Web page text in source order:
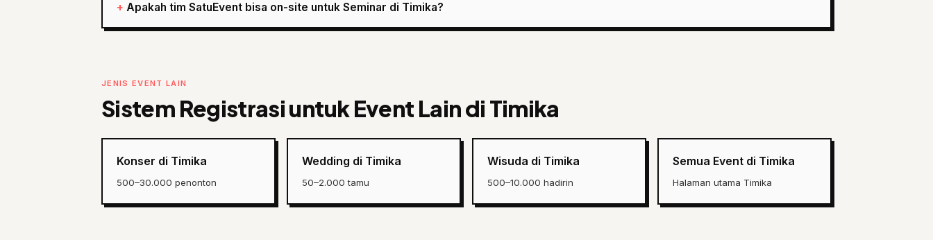
Apakah tim SatuEvent bisa on-site untuk Seminar di Timika?
JENIS EVENT LAIN
Sistem Registrasi untuk Event Lain di Timika
Konser di Timika
500–30.000 penonton
Wedding di Timika
50–2.000 tamu
Wisuda di Timika
500–10.000 hadirin
Semua Event di Timika
Halaman utama Timika